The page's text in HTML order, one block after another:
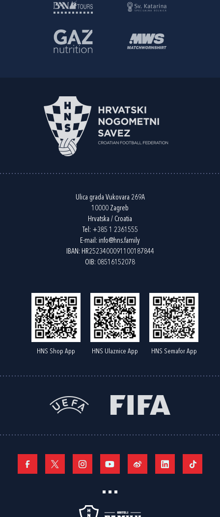
Ulica grada Vukovara 269A
10000 Zagreb
Hrvatska / Croatia
Tel: +385 1 2361555
E-mail: info@hns.family
IBAN: HR2523400091100187844
OIB: 08516152078
HNS Shop App HNS Ulaznice App HNS Semafor App